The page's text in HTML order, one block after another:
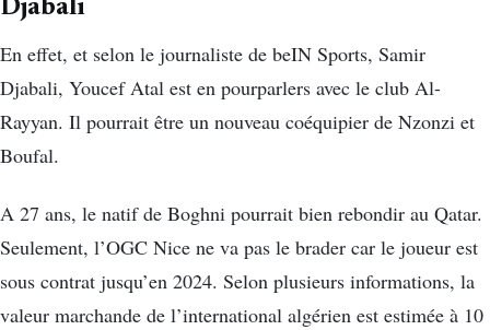
Djabali
En effet, et selon le journaliste de beIN Sports, Samir
Djabali, Youcef Atal est en pourparlers avec le club Al-
Rayyan. Il pourrait être un nouveau coéquipier de Nzonzi et
Boufal.
A 27 ans, le natif de Boghni pourrait bien rebondir au Qatar.
Seulement, l’OGC Nice ne va pas le brader car le joueur est
sous contrat jusqu’en 2024. Selon plusieurs informations, la
valeur marchande de l’international algérien est estimée à 10